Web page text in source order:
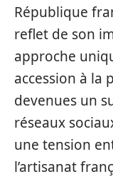
République
reflet de son
approche
accession à la
devenues un
réseaux
une tension
l’artisanat